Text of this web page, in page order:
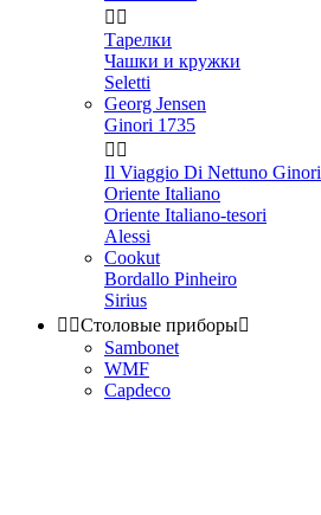
 
Тарелки
Чашки и кружки
Seletti
Georg Jensen
Ginori 1735
 
Il Viaggio Di Nettuno Ginori
Oriente Italiano
Oriente Italiano-tesori
Alessi
Cookut
Bordallo Pinheiro
Sirius
 Столовые приборы
Sambonet
WMF
Capdeco